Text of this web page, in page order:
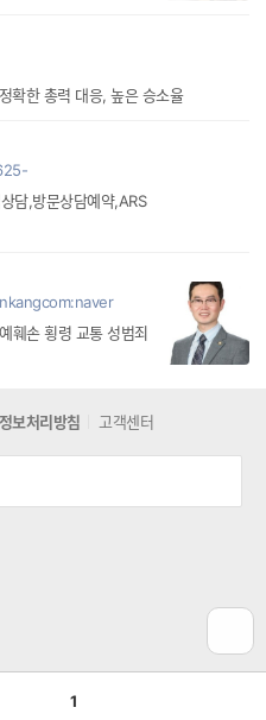
확한 총력 대응, 높은 승소율
담,방문상담예약,ARS
훼손 횡령 교통 성범죄
보처리방침 고객센터
1